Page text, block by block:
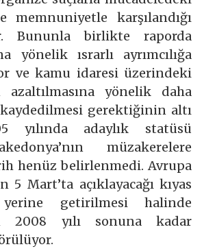
memnuniyetle karşılandığı
Bununla birlikte raporda
yönelik ısrarlı ayrımcılığa
ve kamu idaresi üzerindeki
yönelik daha
gerektiğinin altı
yılında adaylık statüsü
müzakerelere
henüz belirlenmedi. Avrupa
5 Mart’ta açıklayacağı kıyas
getirilmesi halinde
2008 yılı sonuna kadar